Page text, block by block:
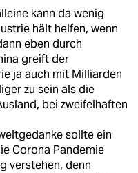
kann da wenig
hält helfen, wenn
eben durch
greift der
ja auch mit Milliarden
zu sein als die
bei zweifelhaften
sollte ein
Corona Pandemie
verstehen, denn